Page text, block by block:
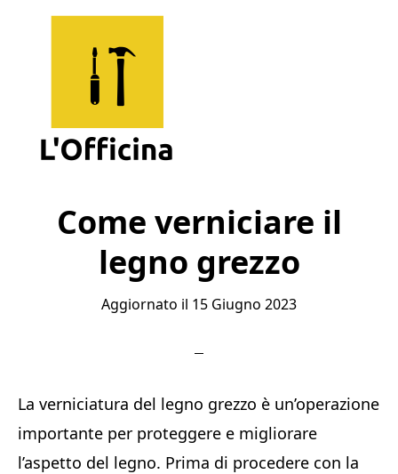
Come verniciare il
legno grezzo
Aggiornato il 15 Giugno 2023
La verniciatura del legno grezzo è un’operazione
importante per proteggere e migliorare
l’aspetto del legno. Prima di procedere con la